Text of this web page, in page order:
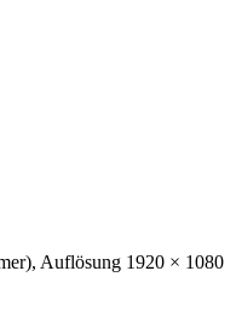
Auflösung 1920 × 1080